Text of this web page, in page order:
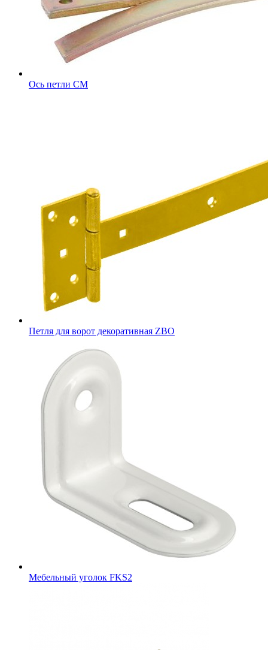
Ось петли CM
Петля для ворот декоративная ZBO
Мебельный уголок FKS2